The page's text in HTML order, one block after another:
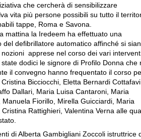
che cercherà di sensibilizzare
vita più persone possibili su tutto il
tappe, Roma e Savona.
mattina la Iredeem ha effettuato una
del defibrillatore automatico affinché si
apprese nel corso dei vari
dodici le signore di Profilo Donna che
il convegno hanno frequentato il corso
Bicciocchi, Eletta Bernardi
Dallari, Maria Luisa Cantaroni, Maria
Fiorillo, Mirella Guicciardi, Maria
Rattighieri, Valentina Verna alle
di Alberta Gambigliani Zoccoli istruttrice